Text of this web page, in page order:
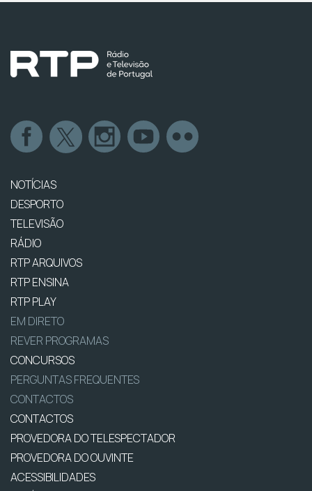
NOTÍCIAS
DESPORTO
TELEVISÃO
RÁDIO
RTP ARQUIVOS
RTP ENSINA
RTP PLAY
EM DIRETO
REVER PROGRAMAS
CONCURSOS
PERGUNTAS FREQUENTES
CONTACTOS
CONTACTOS
PROVEDORA DO TELESPECTADOR
PROVEDORA DO OUVINTE
ACESSIBILIDADES